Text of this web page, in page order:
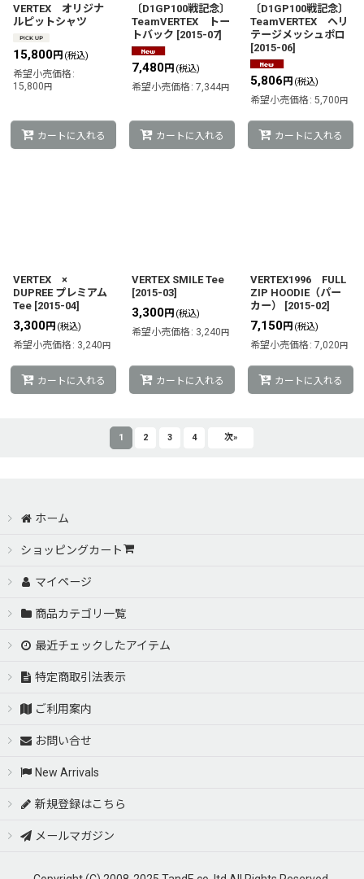
VERTEX オリジナ
ルピットシャツ
15,800円 (税込)
希望小売価格 :
15,800円
カートに入れる
〔D1GP100戦記念〕
TeamVERTEX トー
トバック [2015-07]
7,480円 (税込)
希望小売価格 : 7,344円
カートに入れる
〔D1GP100戦記念〕
TeamVERTEX ヘリ
テージメッシュポロ
[2015-06]
5,806 円 (税込)
希望小売価格 : 5,700円
カートに入れる
VERTEX ×
DUPREE プレミアム
Tee [2015-04]
3,300円 (税込)
希望小売価格 : 3,240円
カートに入れる
VERTEX SMILE Tee
[2015-03]
3,300円 (税込)
希望小売価格 : 3,240円
カートに入れる
VERTEX1996 FULL
ZIP HOODIE（パー
カー）
[2015-02]
7,150円 (税込)
希望小売価格 : 7,020円
カートに入れる
1 2 3 4 次»
ホーム
ショッピングカート
マイページ
商品カテゴリ一覧
最近チェックしたアイテム
特定商取引法表示
ご利用案内
お問い合せ
New Arrivals
新規登録はこちら
メールマガジン